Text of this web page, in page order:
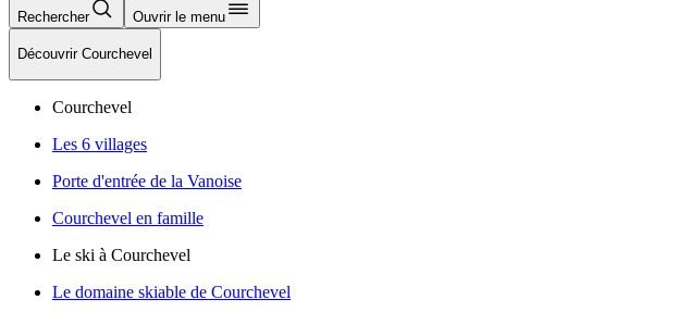
Rechercher Ouvrir le menu
Découvrir Courchevel
Courchevel
Les 6 villages
Porte d'entrée de la Vanoise
Courchevel en famille
Le ski à Courchevel
Le domaine skiable de Courchevel